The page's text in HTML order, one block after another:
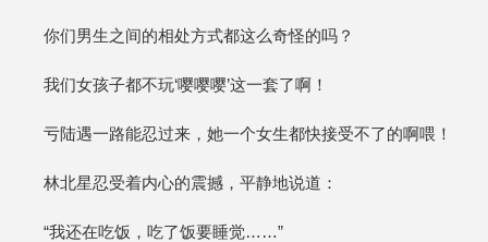
你们男生之间的相处方式都这么奇怪的吗？
我们女孩子都不玩‘嘤嘤嘤’这一套了啊！
亏陆遇一路能忍过来，她一个女生都快接受不了的啊喂！
林北星忍受着内心的震撼，平静地说道：
“我还在吃饭，吃了饭要睡觉……”